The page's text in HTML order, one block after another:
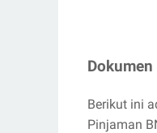
Berikut ini
Pinjaman